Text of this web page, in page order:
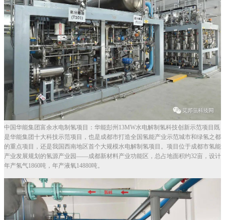
中国华能集团富余水电制氢项目：华能彭州13MW水电解制氢科技创新示范项目既
是华能集团十大科技示范项目，也是成都市打造全国氢能产业示范城市和绿氢之都
的重点项目，还是我国西南地区首个大规模水电解制氢项目。项目位于成都市氢能
产业发展规划的氢源产业园——成都新材料产业功能区，总占地面积约32亩，设计
年产氢气1860吨，年产液氧14880吨。